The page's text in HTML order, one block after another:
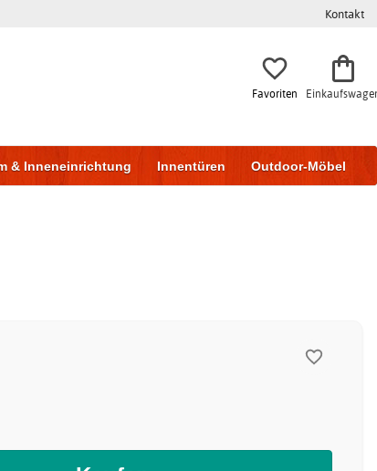
Kontakt
Favoriten
& Inneneinrichtung Innentüren Outdoor-Möbel